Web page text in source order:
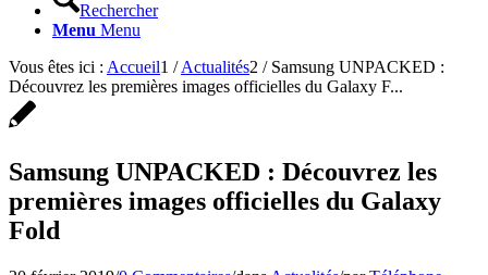
Rechercher
Menu Menu
Vous êtes ici : Accueil1 / Actualités2 / Samsung UNPACKED :
Découvrez les premières images officielles du Galaxy F...
Samsung UNPACKED : Découvrez les
premières images officielles du Galaxy
Fold